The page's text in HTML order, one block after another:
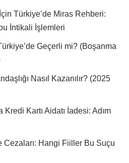
Türkiye’de Miras Rehberi:
İntikali İşlemleri
Geçerli mi? (Boşanma
Nasıl Kazanılır? (2025
Kredi Kartı Aidatı İadesi: Adım
Cezaları: Hangi Fiiller Bu Suçu